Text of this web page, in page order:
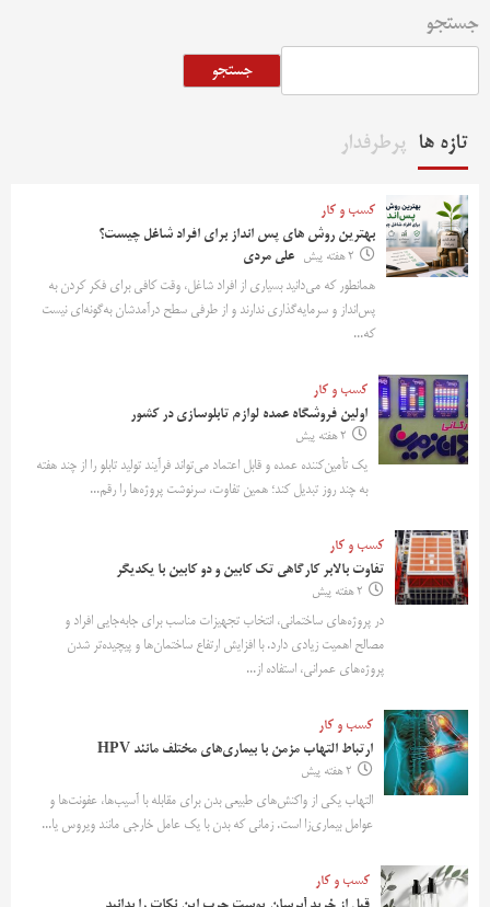
جستجو
جستجو
تازه ها پرطرفدار
کسب و کار
بهترین روش‌ های پس‌ انداز برای افراد شاغل چیست؟
2 هفته پیش
علی مردی
همانطور که می‌دانید بسیاری از افراد شاغل، وقت کافی برای فکر کردن به
پس‌انداز و سرمایه‌گذاری ندارند و از طرفی سطح درآمدشان به‌گونه‌ای نیست
که...
کسب و کار
اولین فروشگاه عمده لوازم تابلوسازی در کشور
2 هفته پیش
یک تأمین‌کننده عمده و قابل اعتماد می‌تواند فرآیند تولید تابلو را از چند هفته
به چند روز تبدیل کند؛ همین تفاوت، سرنوشت پروژه‌ها را رقم...
کسب و کار
تفاوت بالابر کارگاهی تک کابین و دو کابین با یکدیگر
2 هفته پیش
در پروژه‌های ساختمانی، انتخاب تجهیزات مناسب برای جابه‌جایی افراد و
مصالح اهمیت زیادی دارد. با افزایش ارتفاع ساختمان‌ها و پیچیده‌تر شدن
پروژه‌های عمرانی، استفاده از...
کسب و کار
ارتباط التهاب مزمن با بیماری‌های مختلف مانند HPV
2 هفته پیش
التهاب یکی از واکنش‌های طبیعی بدن برای مقابله با آسیب‌ها، عفونت‌ها و
عوامل بیماری‌زا است. زمانی که بدن با یک عامل خارجی مانند ویروس یا...
کسب و کار